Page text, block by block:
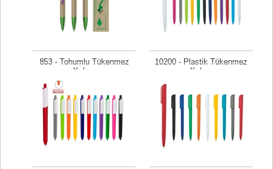
853 - Tohumlu Tükenmez
Kalem
Fiyat isteyiniz
10200 - Plastik Tükenmez
Kalem